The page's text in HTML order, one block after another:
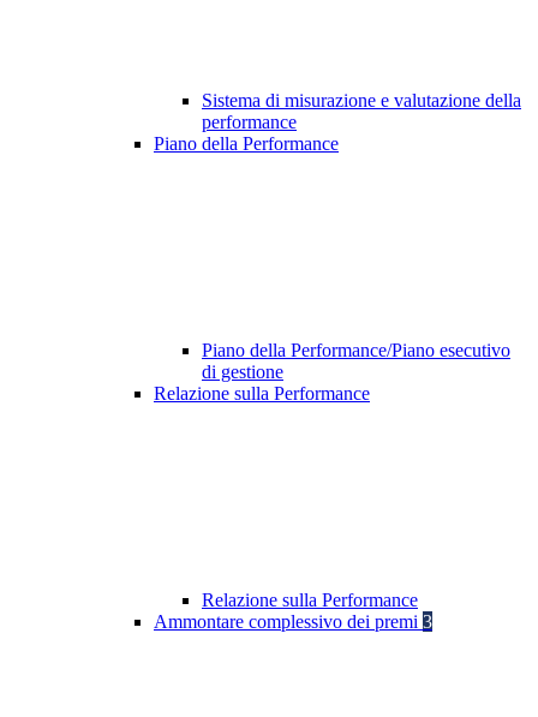
Sistema di misurazione e valutazione della
performance
Piano della Performance
Piano della Performance/Piano esecutivo
di gestione
Relazione sulla Performance
Relazione sulla Performance
Ammontare complessivo dei premi 3